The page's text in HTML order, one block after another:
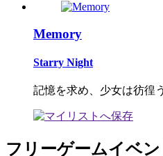
Memory
Starry Night
記憶を求め、少女は彷
フリーゲームイベン